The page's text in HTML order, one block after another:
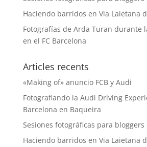
Haciendo barridos en Via Laietana
Fotografías de Arda Turan durante
en el FC Barcelona
Articles recents
«Making of» anuncio FCB y Audi
Fotografiando la Audi Driving
Barcelona en Baqueira
Sesiones fotográficas para bloggers
Haciendo barridos en Via Laietana